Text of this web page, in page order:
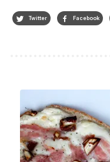
Twitter Facebook